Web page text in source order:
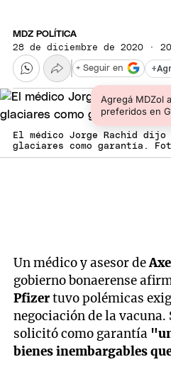
MDZ POLÍTICA
28 de diciembre de 2020 ·
+
Agregá MDZol
preferidos en
+ Seguir en
El médico Jorge Rachid
glaciares como garantía.
Un médico y asesor de
gobierno bonaerense
Pfizertuvo polémicas
negociación de la vacuna.
solicitó como garantía
bienes inembargables